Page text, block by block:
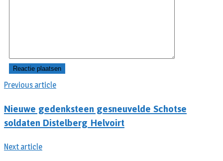
Previous article
Nieuwe gedenksteen gesneuvelde Schotse
soldaten Distelberg Helvoirt
Next article